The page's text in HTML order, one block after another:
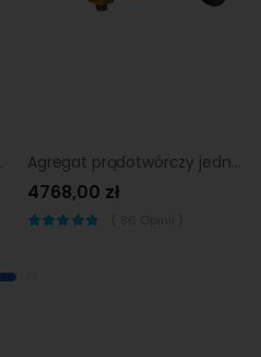
CPDG 30 Agregat prądotwórczy jednofazowy Benza E-3000
4768,00 zł